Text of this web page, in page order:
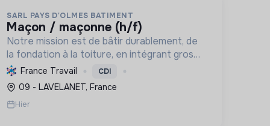
SARL PAYS D'OLMES BATIMENT
maçon / maçonne (h/f)
Notre mission est de bâtir durablement, de
la fondation à la toiture, en intégrant gros
œuvre, rénovation et désamiantage. Nous
formons des talents et valorisons
l'insertion, avec le Label RGE.
France Travail CDI
09 - LAVELANET, France
Hier